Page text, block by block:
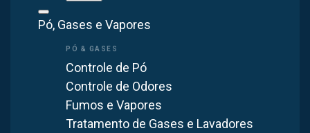
Pó, Gases e Vapores
Controle de Pó
Controle de Odores
Fumos e Vapores
Tratamento de Gases e Lavadores
Modelos de ventiladores industriais para
Itupeva
A Brasfaiber disponibiliza uma linha completa de
ventiladores para atender as indústrias em Itupeva:
Ventilador Axial de Parede— ideal para renovação e
circulação de ar em galpões industriais